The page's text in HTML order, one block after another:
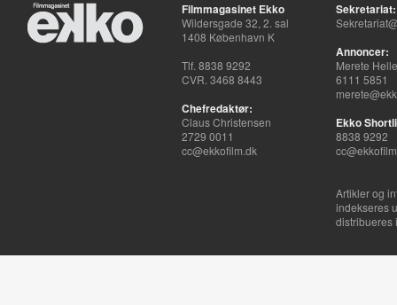
Filmmagasinet Ekko
Wildersgade 32, 2. sal
1408 København K
Tlf. 8838 9292
CVR. 3468 8443
Chefredaktør:
Claus Christensen
2729 0011
cc@ekkofilm.dk
Sekretariat:
Annoncer:
Merete
6111 5851
Ekko
8838 9292
Artikler og
indekseres
distribueres